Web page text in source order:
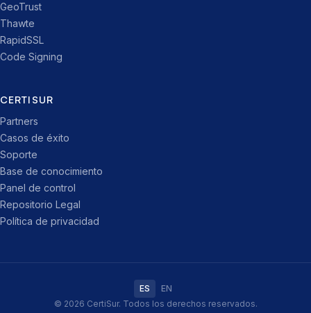
GeoTrust
Thawte
RapidSSL
Code Signing
CERTISUR
Partners
Casos de éxito
Soporte
Base de conocimiento
Panel de control
Repositorio Legal
Política de privacidad
ES
EN
© 2026 CertiSur. Todos los derechos reservados.